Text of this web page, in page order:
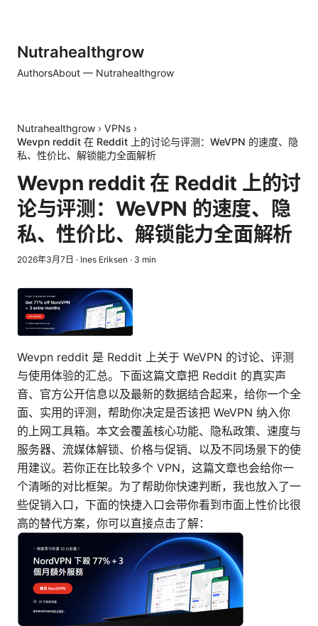
Nutrahealthgrow
AuthorsAbout — Nutrahealthgrow
Nutrahealthgrow › VPNs ›
Wevpn reddit 在 Reddit 上的讨论与评测：WeVPN 的速度、隐
私、性价比、解锁能力全面解析
Wevpn reddit 在 Reddit 上的讨
论与评测：WeVPN 的速度、隐
私、性价比、解锁能力全面解析
2026年3月7日 · Ines Eriksen · 3 min
Wevpn reddit 是 Reddit 上关于 WeVPN 的讨论、评测
与使用体验的汇总。下面这篇文章把 Reddit 的真实声
音、官方公开信息以及最新的数据结合起来，给你一个全
面、实用的评测，帮助你决定是否该把 WeVPN 纳入你
的上网工具箱。本文会覆盖核心功能、隐私政策、速度与
服务器、流媒体解锁、价格与促销、以及不同场景下的使
用建议。若你正在比较多个 VPN，这篇文章也会给你一
个清晰的对比框架。为了帮助你快速判断，我也放入了一
些促销入口，下面的快捷入口会带你看到市面上性价比很
高的替代方案，你可以直接点击了解：